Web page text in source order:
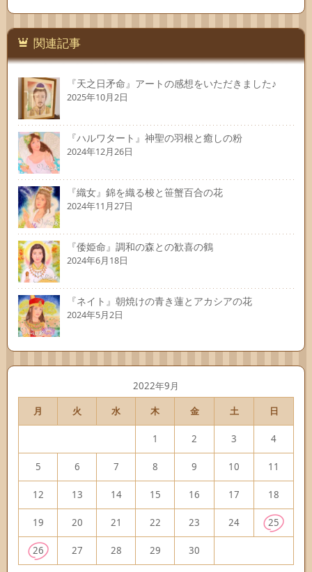
関連記事
『天之日矛命』アートの感想をいただきました♪
2025年10月2日
『ハルワタート』神聖の羽根と癒しの粉
2024年12月26日
『織女』錦を織る梭と笹蟹百合の花
2024年11月27日
『倭姫命』調和の森との歓喜の鶴
2024年6月18日
『ネイト』朝焼けの青き蓮とアカシアの花
2024年5月2日
2022年9月
月
火 水 木 金 土 日
1 2 3 4
5 6 7 8 9 10 11
12 13 14 15 16 17 18
19 20 21 22 23 24 25
26 27 28 29 30